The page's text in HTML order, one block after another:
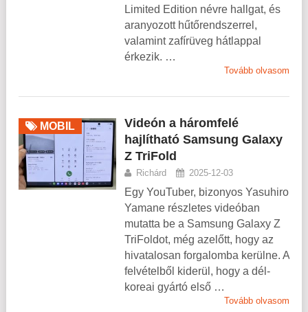
Limited Edition névre hallgat, és
aranyozott hűtőrendszerrel,
valamint zafírüveg hátlappal
érkezik. …
Tovább olvasom
MOBIL
Videón a háromfelé
hajlítható Samsung Galaxy
Z TriFold
Richárd 2025-12-03
Egy YouTuber, bizonyos Yasuhiro
Yamane részletes videóban
mutatta be a Samsung Galaxy Z
TriFoldot, még azelőtt, hogy az
hivatalosan forgalomba kerülne. A
felvételből kiderül, hogy a dél-
koreai gyártó első …
Tovább olvasom